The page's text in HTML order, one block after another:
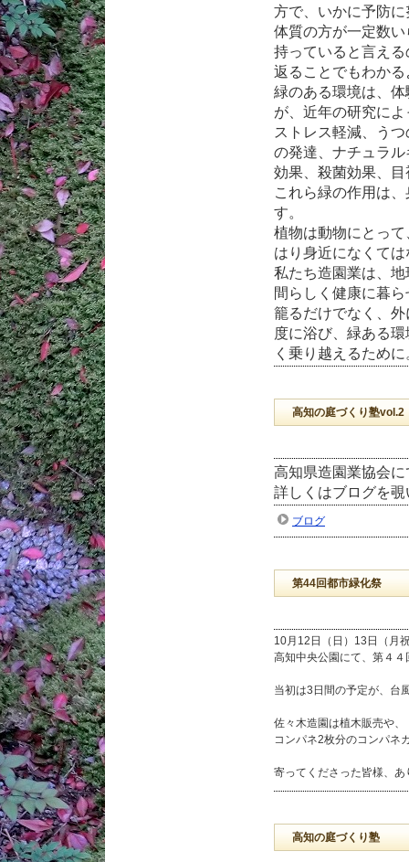
方で、いかに予防
体質の方が一定数
持っていると言え
返ることでもわか
緑のある環境は、
が、近年の研究に
ストレス軽減、う
の発達、ナチュラ
効果、殺菌効果、
これら緑の作用は
す。
植物は動物にとっ
はり身近になくて
私たち造園業は、
間らしく健康に暮
籠るだけでなく、
度に浴び、緑ある
く乗り越えるために
高知の庭づくり塾vol.2
高知県造園業協会
詳しくはブログを
ブログ
第44回都市緑化祭
10月12日（日）13日（月
高知中央公園にて、第４
当初は3日間の予定が、台
佐々木造園は植木販売や、
コンパネ2枚分のコンパネ
寄ってくださった皆様、
高知の庭づくり塾